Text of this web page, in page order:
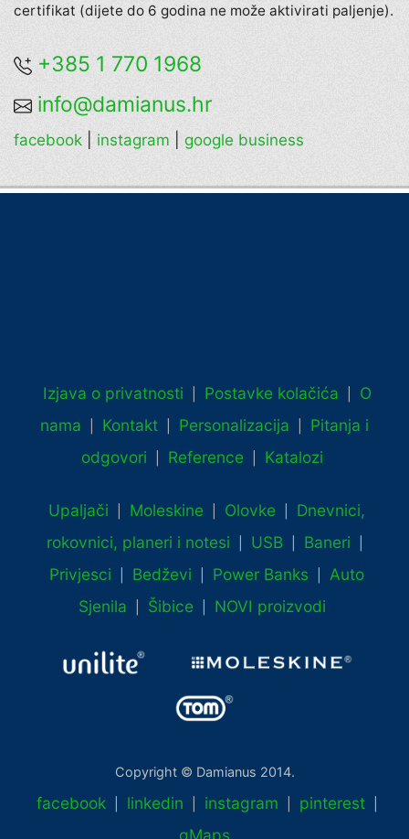
certifikat (dijete do 6 godina ne može aktivirati paljenje).
+385 1 770 1968
info@damianus.hr
facebook instagram google business
Izjava o privatnosti Postavke kolačića
O
nama
Kontakt Personalizacija
Pitanja i
odgovori
Reference Katalozi
Upaljači Moleskine Olovke
Dnevnici,
rokovnici, planeri i notesi
USB Baneri
Privjesci Bedževi Power Banks
Auto
Sjenila
Šibice NOVI proizvodi
Copyright © Damianus 2014.
facebook linkedin instagram pinterest
gMaps